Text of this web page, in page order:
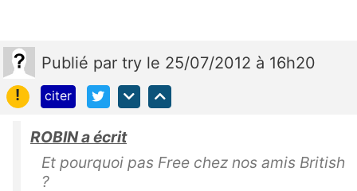
Publié par try le 25/07/2012 à 16h20
!
citer
ROBIN a écrit
Et pourquoi pas Free chez nos amis British
?